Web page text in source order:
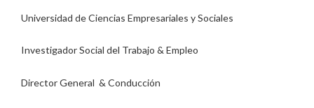
Universidad de Ciencias Empresariales y Sociales
Investigador Social del Trabajo & Empleo
Director General & Conducción